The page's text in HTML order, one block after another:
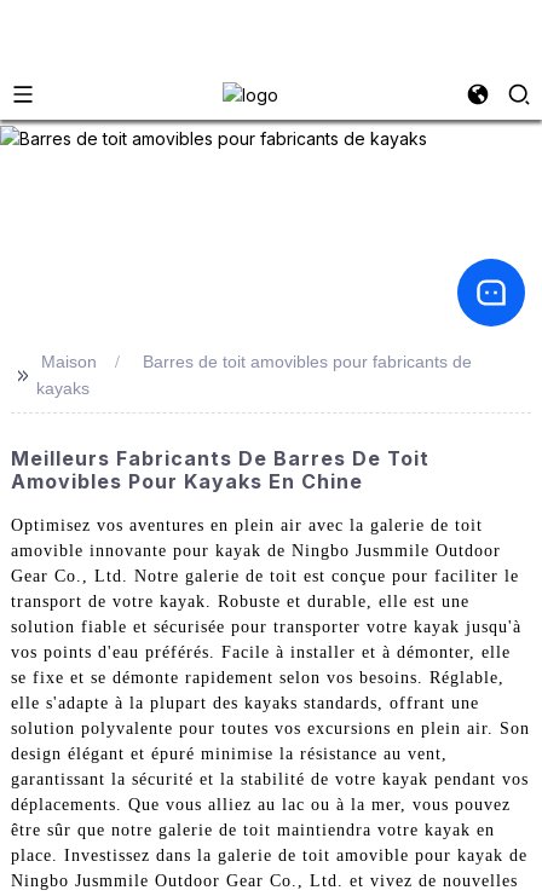
>> Maison
Barres de toit amovibles pour fabricants de
kayaks
Meilleurs Fabricants De Barres De Toit
Amovibles Pour Kayaks En Chine
Optimisez vos aventures en plein air avec la galerie de toit
amovible innovante pour kayak de Ningbo Jusmmile Outdoor
Gear Co., Ltd. Notre galerie de toit est conçue pour faciliter le
transport de votre kayak. Robuste et durable, elle est une
solution fiable et sécurisée pour transporter votre kayak jusqu'à
vos points d'eau préférés. Facile à installer et à démonter, elle
se fixe et se démonte rapidement selon vos besoins. Réglable,
elle s'adapte à la plupart des kayaks standards, offrant une
solution polyvalente pour toutes vos excursions en plein air. Son
design élégant et épuré minimise la résistance au vent,
garantissant la sécurité et la stabilité de votre kayak pendant vos
déplacements. Que vous alliez au lac ou à la mer, vous pouvez
être sûr que notre galerie de toit maintiendra votre kayak en
place. Investissez dans la galerie de toit amovible pour kayak de
Ningbo Jusmmile Outdoor Gear Co., Ltd. et vivez de nouvelles